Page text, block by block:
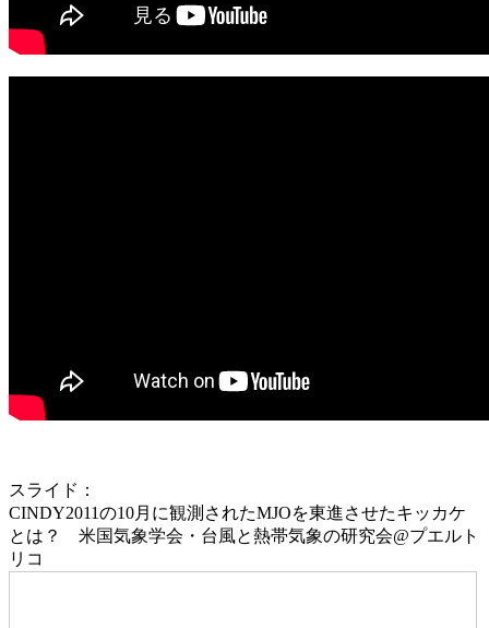
スライド：
CINDY2011の10月に観測されたMJOを東進させたキッカケ
とは？ 米国気象学会・台風と熱帯気象の研究会@プエルト
リコ